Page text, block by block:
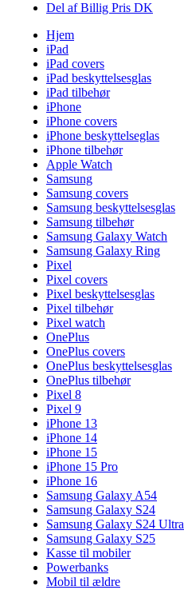
Del af Billig Pris DK
Hjem
iPad
iPad covers
iPad beskyttelsesglas
iPad tilbehør
iPhone
iPhone covers
iPhone beskyttelseglas
iPhone tilbehør
Apple Watch
Samsung
Samsung covers
Samsung beskyttelsesglas
Samsung tilbehør
Samsung Galaxy Watch
Samsung Galaxy Ring
Pixel
Pixel covers
Pixel beskyttelsesglas
Pixel tilbehør
Pixel watch
OnePlus
OnePlus covers
OnePlus beskyttelsesglas
OnePlus tilbehør
Pixel 8
Pixel 9
iPhone 13
iPhone 14
iPhone 15
iPhone 15 Pro
iPhone 16
Samsung Galaxy A54
Samsung Galaxy S24
Samsung Galaxy S24 Ultra
Samsung Galaxy S25
Kasse til mobiler
Powerbanks
Mobil til ældre